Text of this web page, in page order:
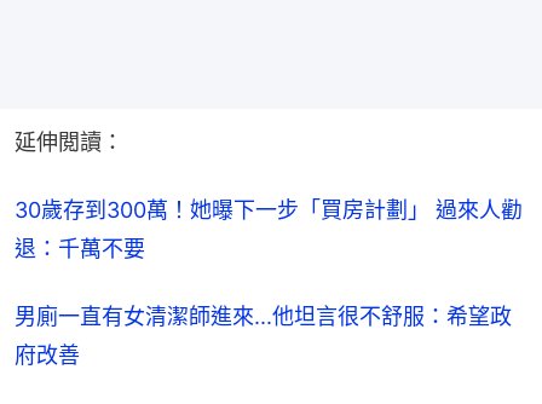
延伸閲讀：
30歲存到300萬！她曝下一步「買房計劃」 過來人勸
退：千萬不要
男廁一直有女清潔師進來...他坦言很不舒服：希望政
府改善